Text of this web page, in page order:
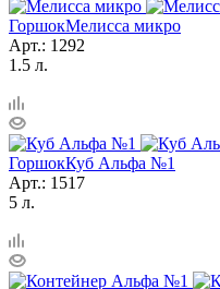
ГоршокМелисса микро
Арт.: 1292
1.5 л.
ГоршокКуб Альфа №1
Арт.: 1517
5 л.